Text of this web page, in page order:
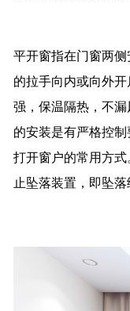
平开窗指在门窗两
的拉手向内或向外
强，保温隔热，不
的安装是有严格控
打开窗户的常用方
止坠落装置，即坠